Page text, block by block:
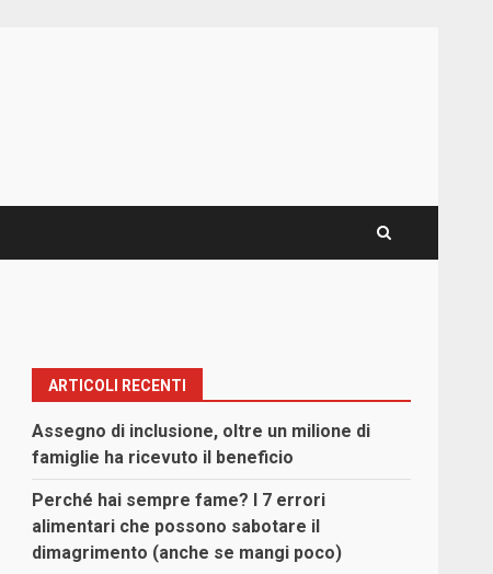
ARTICOLI RECENTI
Assegno di inclusione, oltre un milione di
famiglie ha ricevuto il beneficio
Perché hai sempre fame? I 7 errori
alimentari che possono sabotare il
dimagrimento (anche se mangi poco)